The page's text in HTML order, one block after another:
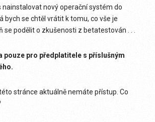
nainstalovat nový operační systém do
bych se chtěl vrátit k tomu, co vše je
se podělit o zkušenosti z betatestován . . .
pouze pro předplatitele s příslušným
stránce aktuálně nemáte přístup. Co